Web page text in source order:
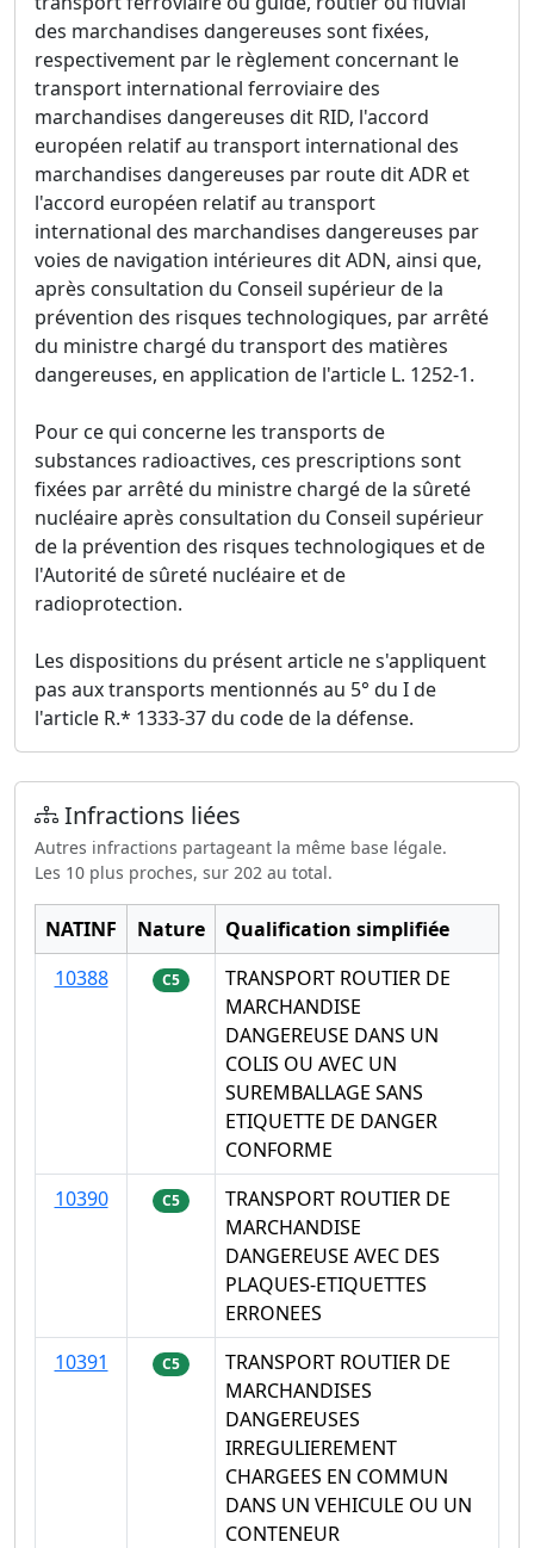
des marchandises dangereuses sont fixées,
respectivement par le règlement concernant le
transport international ferroviaire des
marchandises dangereuses dit RID, l'accord
européen relatif au transport international des
marchandises dangereuses par route dit ADR et
l'accord européen relatif au transport
international des marchandises dangereuses par
voies de navigation intérieures dit ADN, ainsi que,
après consultation du Conseil supérieur de la
prévention des risques technologiques, par arrêté
du ministre chargé du transport des matières
dangereuses, en application de l'article L. 1252-1.
Pour ce qui concerne les transports de
substances radioactives, ces prescriptions sont
fixées par arrêté du ministre chargé de la sûreté
nucléaire après consultation du Conseil supérieur
de la prévention des risques technologiques et de
l'Autorité de sûreté nucléaire et de
radioprotection.
Les dispositions du présent article ne s'appliquent
pas aux transports mentionnés au 5° du I de
l'article R.* 1333-37 du code de la défense.
Infractions liées
Autres infractions partageant la même base légale.
Les 10 plus proches, sur 202 au total.
NATINF Nature
Qualification simplifiée
10388
C5
TRANSPORT ROUTIER DE
MARCHANDISE
DANGEREUSE DANS UN
COLIS OU AVEC UN
SUREMBALLAGE SANS
ETIQUETTE DE DANGER
CONFORME
10390
C5
TRANSPORT ROUTIER DE
MARCHANDISE
DANGEREUSE AVEC DES
PLAQUES-ETIQUETTES
ERRONEES
10391
C5
TRANSPORT ROUTIER DE
MARCHANDISES
DANGEREUSES
IRREGULIEREMENT
CHARGEES EN COMMUN
DANS UN VEHICULE OU UN
CONTENEUR